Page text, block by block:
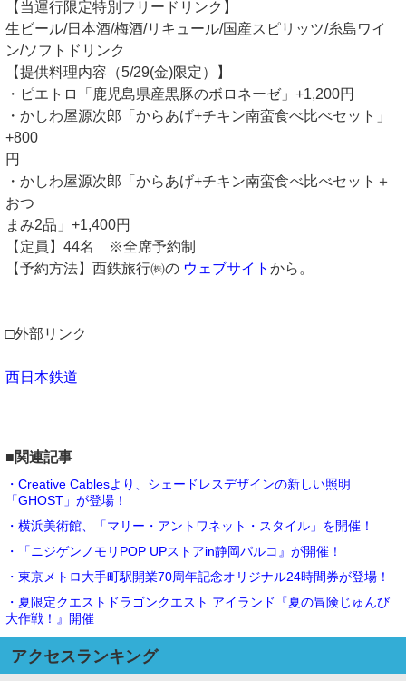
【当運行限定特別フリードリンク】
生ビール/日本酒/梅酒/リキュール/国産スピリッツ/糸島ワイ
ン/ソフトドリンク
【提供料理内容（5/29(金)限定）】
・ピエトロ「鹿児島県産黒豚のボロネーゼ」+1,200円
・かしわ屋源次郎「からあげ+チキン南蛮食べ比べセット」
+800
円
・かしわ屋源次郎「からあげ+チキン南蛮食べ比べセット＋
おつ
まみ2品」+1,400円
【定員】44名 ※全席予約制
【予約方法】西鉄旅行㈱の ウェブサイト から。
□外部リンク
西日本鉄道
■関連記事
・Creative Cablesより、シェードレスデザインの新しい照明
「GHOST」が登場！
・横浜美術館、「マリー・アントワネット・スタイル」を開催！
・「ニジゲンノモリPOP UPストアin静岡パルコ』が開催！
・東京メトロ大手町駅開業70周年記念オリジナル24時間券が登場！
・夏限定クエストドラゴンクエスト アイランド『夏の冒険じゅんび
大作戦！』開催
アクセスランキング